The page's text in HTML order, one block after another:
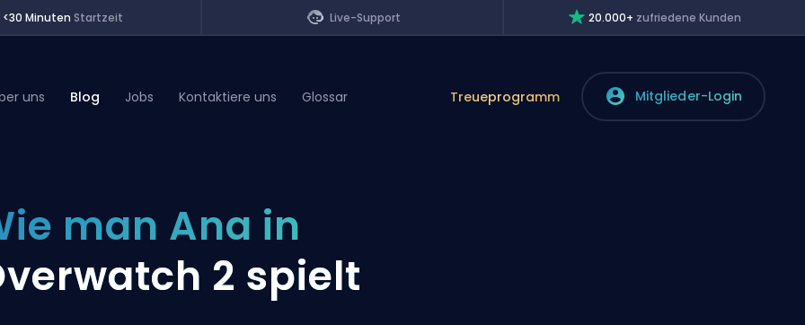
<30 Minuten Startzeit Live-Support 20.000+ zufriedene Kunden
uns Blog Jobs Kontaktiere uns Glossar Treueprogramm Mitglieder-Login
man Ana in
2 spielt